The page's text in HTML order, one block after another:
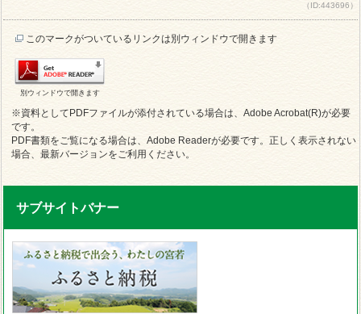
（ID:443696）
このマークがついているリンクは別ウィンドウで開きます
別ウィンドウで開きます
※資料としてPDFファイルが添付されている場合は、Adobe Acrobat(R)が必要
です。
PDF書類をご覧になる場合は、Adobe Readerが必要です。正しく表示されない
場合、最新バージョンをご利用ください。
サブサイトバナー